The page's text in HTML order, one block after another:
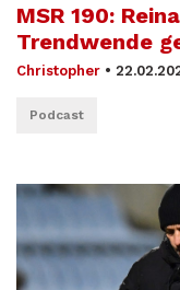
MSR 190:
Trendwende
Christopher •
Podcast